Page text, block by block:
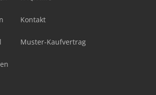
Kontakt
Muster-Kaufvertrag